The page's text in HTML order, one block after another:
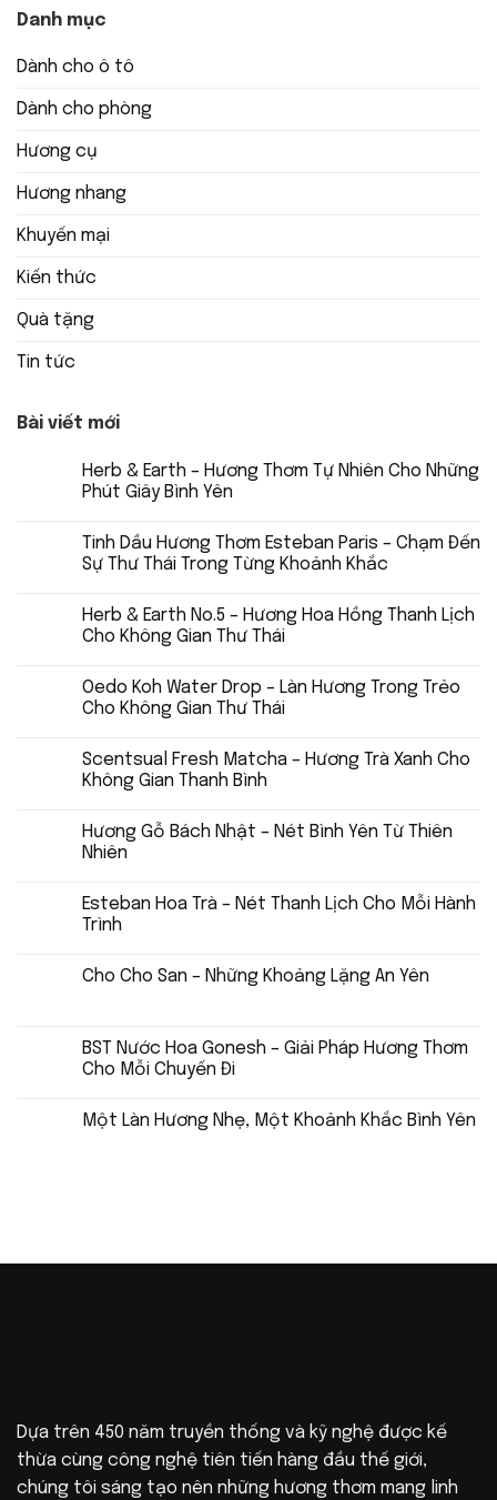
Danh mục
Dành cho ô tô
Dành cho phòng
Hương cụ
Hương nhang
Khuyến mại
Kiến thức
Quà tặng
Tin tức
Bài viết mới
Herb & Earth – Hương Thơm Tự Nhiên Cho Những
Phút Giây Bình Yên
Tinh Dầu Hương Thơm Esteban Paris – Chạm Đến
Sự Thư Thái Trong Từng Khoảnh Khắc
Herb & Earth No.5 – Hương Hoa Hồng Thanh Lịch
Cho Không Gian Thư Thái
Oedo Koh Water Drop – Làn Hương Trong Trẻo
Cho Không Gian Thư Thái
Scentsual Fresh Matcha – Hương Trà Xanh Cho
Không Gian Thanh Bình
Hương Gỗ Bách Nhật – Nét Bình Yên Từ Thiên
Nhiên
Esteban Hoa Trà – Nét Thanh Lịch Cho Mỗi Hành
Trình
Cho Cho San – Những Khoảng Lặng An Yên
BST Nước Hoa Gonesh – Giải Pháp Hương Thơm
Cho Mỗi Chuyến Đi
Một Làn Hương Nhẹ, Một Khoảnh Khắc Bình Yên
Dựa trên 450 năm truyền thống và kỹ nghệ được kế
thừa cùng công nghệ tiên tiến hàng đầu thế giới,
chúng tôi sáng tạo nên những hương thơm mang linh